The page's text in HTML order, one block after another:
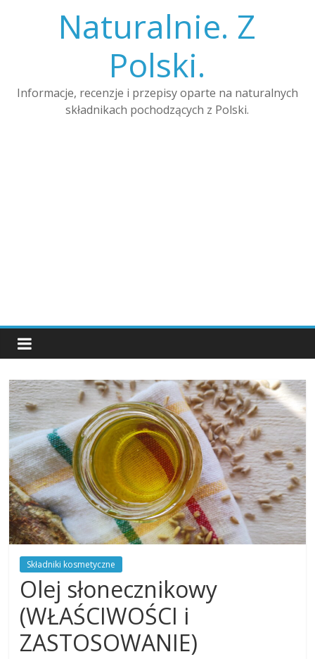
Naturalnie. Z
Polski.
Informacje, recenzje i przepisy oparte na naturalnych
składnikach pochodzących z Polski.
Składniki kosmetyczne
Olej słonecznikowy
(WŁAŚCIWOŚCI i
ZASTOSOWANIE)